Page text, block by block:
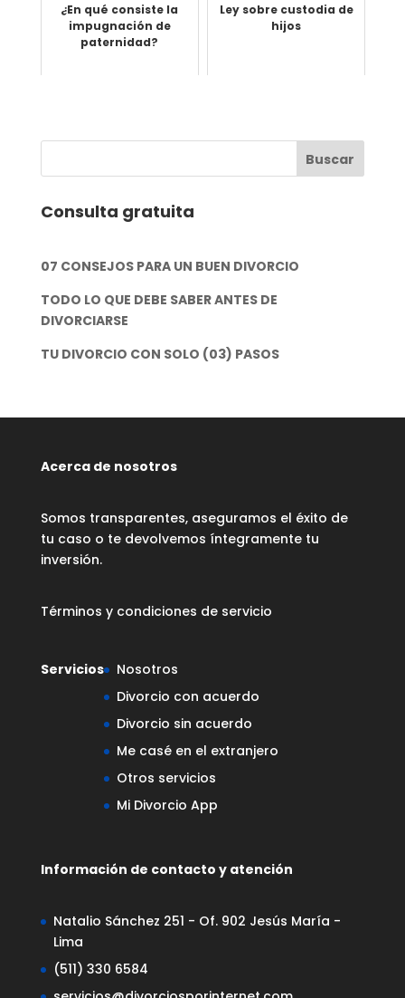
¿En qué consiste la
impugnación de
paternidad?
Ley sobre custodia de
hijos
Consulta gratuita
07 CONSEJOS PARA UN BUEN DIVORCIO
TODO LO QUE DEBE SABER ANTES DE
DIVORCIARSE
TU DIVORCIO CON SOLO (03) PASOS
Acerca de nosotros
Somos transparentes, aseguramos el éxito de
tu caso o te devolvemos íntegramente tu
inversión.
Términos y condiciones de servicio
Servicios
Nosotros
Divorcio con acuerdo
Divorcio sin acuerdo
Me casé en el extranjero
Otros servicios
Mi Divorcio App
Información de contacto y atención
Natalio Sánchez 251 - Of. 902 Jesús María -
Lima
(511) 330 6584